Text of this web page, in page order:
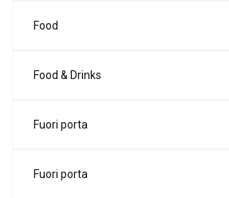
Food
Food & Drinks
Fuori porta
Fuori porta